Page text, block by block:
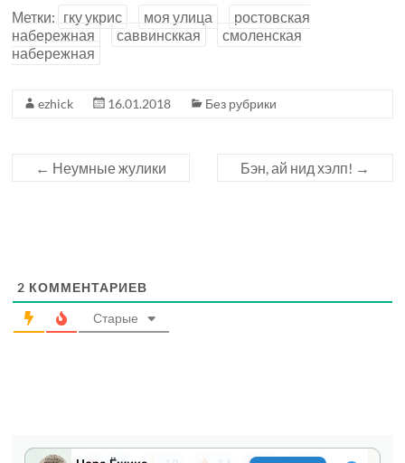
Метки: гку укрис моя улица
ростовская
набережная
саввинсккая
смоленская
набережная
ezhick 16.01.2018 Без рубрики
← Неумные жулики Бэн, ай нид хэлп! →
2 КОММЕНТАРИЕВ
Старые